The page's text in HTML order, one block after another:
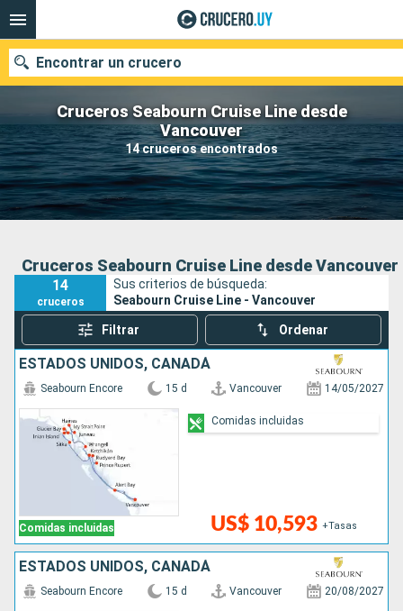
Cruceros Seabourn Cruise Line desde
Vancouver
14 cruceros encontrados
Encontrar un crucero
Nuestros destinos
Fecha de salida
Buscar
Cruceros Seabourn Cruise Line desde Vancouver
14
cruceros
Sus criterios de búsqueda:
Seabourn Cruise Line - Vancouver
Filtrar Ordenar
ESTADOS UNIDOS, CANADÁ
Comidas incluidas
Seabourn Encore 15 d Vancouver 14/05/2027
US$ 10,593 +Tasas
Comidas incluidas
ESTADOS UNIDOS, CANADÁ
Seabourn Encore 15 d Vancouver 20/08/2027